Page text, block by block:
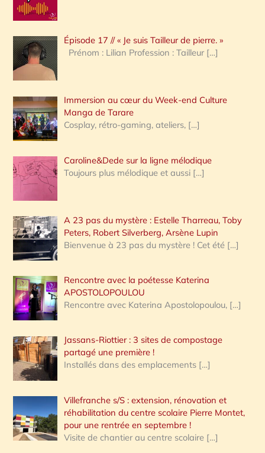
r
c
h
e
:
Épisode 17 // « Je suis Tailleur de pierre. »
Prénom : Lilian Profession : Tailleur […]
Immersion au cœur du Week-end Culture
Manga de Tarare
Cosplay, rétro-gaming, ateliers, […]
Caroline&Dede sur la ligne mélodique
Toujours plus mélodique et aussi […]
A 23 pas du mystère : Estelle Tharreau, Toby
Peters, Robert Silverberg, Arsène Lupin
Bienvenue à 23 pas du mystère ! Cet été […]
Rencontre avec la poétesse Katerina
APOSTOLOPOULOU
Rencontre avec Katerina Apostolopoulou, […]
Jassans-Riottier : 3 sites de compostage
partagé une première !
Installés dans des emplacements […]
Villefranche s/S : extension, rénovation et
réhabilitation du centre scolaire Pierre Montet,
pour une rentrée en septembre !
Visite de chantier au centre scolaire […]